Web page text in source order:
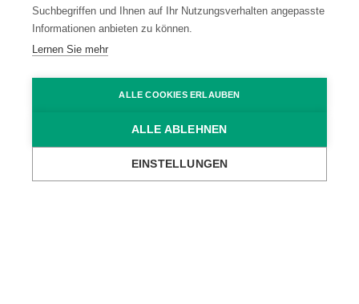
Suchbegriffen und Ihnen auf Ihr Nutzungsverhalten angepasste
Informationen anbieten zu können.
Lernen Sie mehr
ALLE COOKIES ERLAUBEN
ALLE ABLEHNEN
EINSTELLUNGEN
Newsletter Anmeldung
Code of Conduct